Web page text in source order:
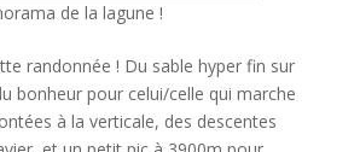
de la lagune !
randonnée ! Du sable hyper fin sur
bonheur pour celui/celle qui marche
à la verticale, des descentes